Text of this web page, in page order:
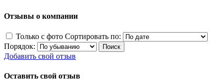
Отзывы о компании
Только с фото Сортировать по:
Порядок:
Добавить свой отзыв
Оставить свой отзыв